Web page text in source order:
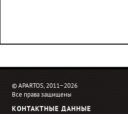
© APARTOS, 2011−2026
Все права защищены
КОНТАКТНЫЕ ДАННЫЕ